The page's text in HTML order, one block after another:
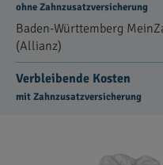
ohne Zahnzusatzversicherung
Baden-Württemberg
(Allianz)
Verbleibende Kosten
mit Zahnzusatzversicherung